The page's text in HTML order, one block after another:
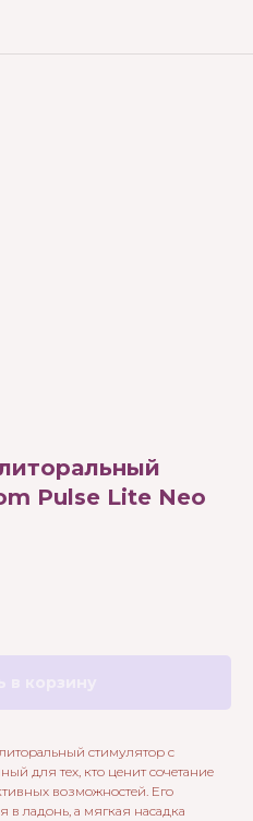
Pulse Lite Neo
стимулятор с
для тех, кто ценит сочетание
возможностей. Его
ладонь, а мягкая насадка